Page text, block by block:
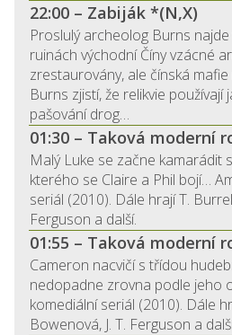
22:00 – Zabiják *(N,X)
Proslulý archeolog Burns
ruinách východní Číny vzácné
zrestaurovány, ale čínská mafie
Burns zjistí, že relikvie používají
pašování drog…
01:30 – Taková moderní
Malý Luke se začne kamarádit
kterého se Claire a Phil bojí…
seriál (2010). Dále hrají T.
Ferguson a další.
01:55 – Taková moderní
Cameron nacvičí s třídou
nedopadne zrovna podle jeho
komediální seriál (2010). Dále
Bowenová, J. T. Ferguson a